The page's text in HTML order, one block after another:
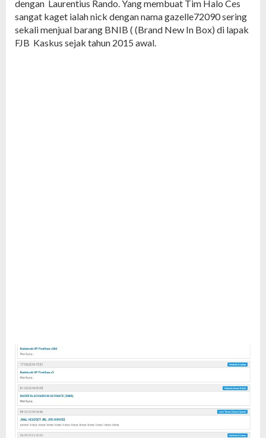
dengan Laurentius Rando. Yang membuat Tim Halo Ces
sangat kaget ialah nick dengan nama gazelle72090 sering
sekali menjual barang BNIB ( (Brand New In Box) di lapak
FJB Kaskus sejak tahun 2015 awal.